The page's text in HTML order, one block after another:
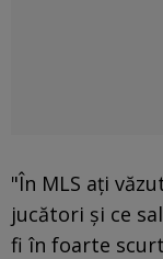
"În MLS ați
jucători și ce
fi în foarte